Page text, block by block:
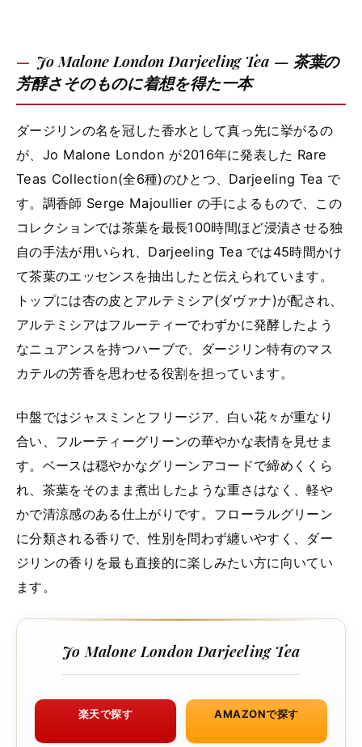
Jo Malone London Darjeeling Tea — 茶葉の
芳醇さそのものに着想を得た一本
ダージリンの名を冠した香水として真っ先に挙がるの
が、Jo Malone London が2016年に発表した Rare
Teas Collection(全6種)のひとつ、Darjeeling Tea で
す。調香師 Serge Majoullier の手によるもので、この
コレクションでは茶葉を最長100時間ほど浸漬させる独
自の手法が用いられ、Darjeeling Tea では45時間かけ
て茶葉のエッセンスを抽出したと伝えられています。
トップには杏の皮とアルテミシア(ダヴァナ)が配され、
アルテミシアはフルーティーでわずかに発酵したよう
なニュアンスを持つハーブで、ダージリン特有のマス
カテルの芳香を思わせる役割を担っています。
中盤ではジャスミンとフリージア、白い花々が重なり
合い、フルーティーグリーンの華やかな表情を見せま
す。ベースは穏やかなグリーンアコードで締めくくら
れ、茶葉をそのまま煮出したような重さはなく、軽や
かで清涼感のある仕上がりです。フローラルグリーン
に分類される香りで、性別を問わず纏いやすく、ダー
ジリンの香りを最も直接的に楽しみたい方に向いてい
ます。
Jo Malone London Darjeeling Tea
楽天で探す AMAZONで探す